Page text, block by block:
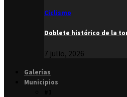
Ciclismo
Doblete histórico de la
7 julio, 2026
Galerías
Municipios